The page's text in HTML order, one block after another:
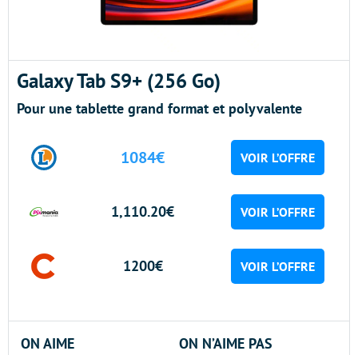
Galaxy Tab S9+ (256 Go)
Pour une tablette grand format et polyvalente
1084€ VOIR L’OFFRE
1,110.20€ VOIR L’OFFRE
1200€ VOIR L’OFFRE
ON AIME ON N’AIME PAS